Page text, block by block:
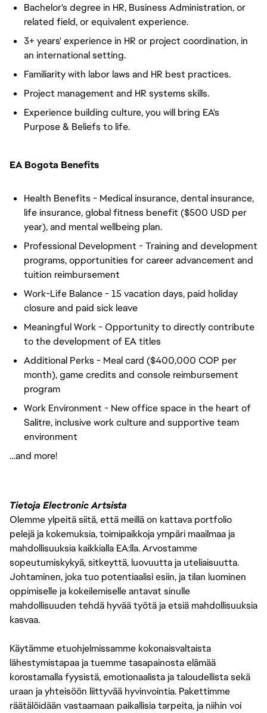
Bachelor's degree in HR, Business Administration, or
related field, or equivalent experience.
3+ years' experience in HR or project coordination, in
an international setting.
Familiarity with labor laws and HR best practices.
Project management and HR systems skills.
Experience building culture, you will bring EA's
Purpose & Beliefs to life.
EA Bogota Benefits
Health Benefits - Medical insurance, dental insurance,
life insurance, global fitness benefit ($500 USD per
year), and mental wellbeing plan.
Professional Development - Training and development
programs, opportunities for career advancement and
tuition reimbursement
Work-Life Balance - 15 vacation days, paid holiday
closure and paid sick leave
Meaningful Work - Opportunity to directly contribute
to the development of EA titles
Additional Perks - Meal card ($400,000 COP per
month), game credits and console reimbursement
program
Work Environment - New office space in the heart of
Salitre, inclusive work culture and supportive team
environment
…and more!
Tietoja Electronic Artsista
Olemme ylpeitä siitä, että meillä on kattava portfolio
pelejä ja kokemuksia, toimipaikkoja ympäri maailmaa ja
mahdollisuuksia kaikkialla EA:lla. Arvostamme
sopeutumiskykyä, sitkeyttä, luovuutta ja uteliaisuutta.
Johtaminen, joka tuo potentiaalisi esiin, ja tilan luominen
oppimiselle ja kokeilemiselle antavat sinulle
mahdollisuuden tehdä hyvää työtä ja etsiä mahdollisuuksia
kasvaa.
Käytämme etuohjelmissamme kokonaisvaltaista
lähestymistapaa ja tuemme tasapainosta elämää
korostamalla fyysistä, emotionaalista ja taloudellista sekä
uraan ja yhteisöön liittyvää hyvinvointia. Pakettimme
räätälöidään vastaamaan paikallisia tarpeita, ja niihin voi